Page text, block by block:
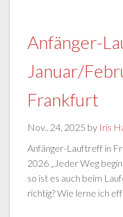
Anfänger-
Januar/
Frankfurt
Nov.. 24, 2025 by Iris
Anfänger-Lauftreff in
2026 „Jeder Weg
so ist es auch beim
richtig? Wie lerne ich